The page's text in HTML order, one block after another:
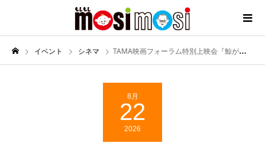
イベント シネマ TAMA映画フォーラム特別上映会『鯨が消えた入り江』』
8月
22
2026